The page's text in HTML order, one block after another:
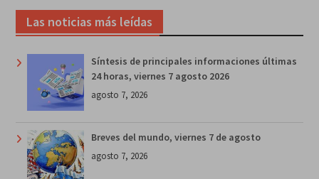
Las noticias más leídas
Síntesis de principales informaciones últimas
24 horas, viernes 7 agosto 2026
agosto 7, 2026
Breves del mundo, viernes 7 de agosto
agosto 7, 2026